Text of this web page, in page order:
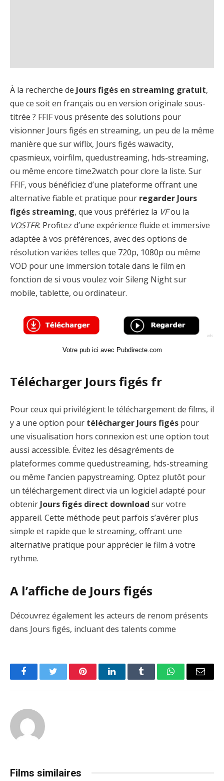
À la recherche de Jours figés en streaming gratuit,
que ce soit en français ou en version originale sous-
titrée ? FFIF vous présente des solutions pour
visionner Jours figés en streaming, un peu de la même
manière que sur wiflix, Jours figés wawacity,
cpasmieux, voirfilm, quedustreaming, hds-streaming,
ou même encore time2watch pour clore la liste. Sur
FFIF, vous bénéficiez d’une plateforme offrant une
alternative fiable et pratique pour regarder Jours
figés streaming, que vous préfériez la VFou la
VOSTFR. Profitez d’une expérience fluide et immersive
adaptée à vos préférences, avec des options de
résolution variées telles que 720p, 1080p ou même
VOD pour une immersion totale dans le film en
fonction de si vous voulez voir Sileng Night sur
mobile, tablette, ou ordinateur.
Votre pub ici avec Pubdirecte.com
Télécharger Jours figés fr
Pour ceux qui privilégient le téléchargement de films, il
y a une option pour télécharger Jours figés pour
une visualisation hors connexion est une option tout
aussi accessible. Évitez les désagréments de
plateformes comme quedustreaming, hds-streaming
ou même l’ancien papystreaming. Optez plutôt pour
un téléchargement direct via un logiciel adapté pour
obtenir Jours figés direct download sur votre
appareil. Cette méthode peut parfois s’avérer plus
simple et rapide que le streaming, offrant une
alternative pratique pour apprécier le film à votre
rythme.
A l’affiche de Jours figés
Découvrez également les acteurs de renom présents
dans Jours figés, incluant des talents comme
FacebookTwitter PinterestLinkedInTumblr WhatsAppEmail
Films similaires